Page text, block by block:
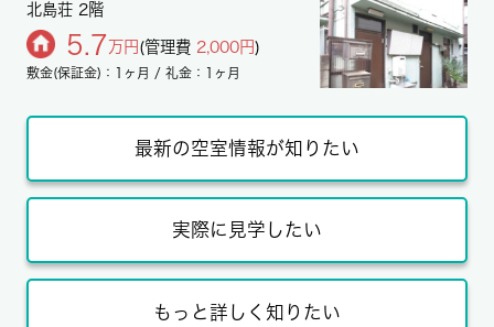
北島荘 2階
5.7 万円 (管理費 2,000円)
敷金(保証金)：1ヶ月 / 礼金：1ヶ月
最新の空室情報が知りたい
実際に見学したい
もっと詳しく知りたい